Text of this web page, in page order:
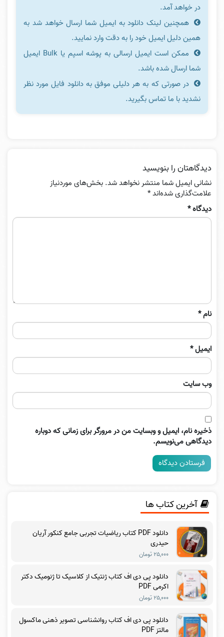
در خواهد آمد.
همچنین لینک دانلود به ایمیل شما ارسال خواهد شد به
همین دلیل ایمیل خود را به دقت وارد نمایید.
ممکن است ایمیل ارسالی به پوشه اسپم یا Bulk ایمیل
شما ارسال شده باشد.
در صورتی که به هر دلیلی موفق به دانلود فایل مورد نظر
نشدید با ما تماس بگیرید.
دیدگاهتان را بنویسید
نشانی ایمیل شما منتشر نخواهد شد. بخش‌های موردنیاز
علامت‌گذاری شده‌اند*
دیدگاه*
نام*
ایمیل*
وب‌ سایت
ذخیره نام، ایمیل و وبسایت من در مرورگر برای زمانی که دوباره
دیدگاهی می‌نویسم.
آخرین کتاب ها
دانلود PDF کتاب ریاضیات تجربی جامع کنکور آریان
حیدری
۲۵,۰۰۰ تومان
دانلود پی دی اف کتاب ژنتیک از کلاسیک تا ژنومیک دکتر
اکرمی PDF
۲۵,۰۰۰ تومان
دانلود پی دی اف کتاب روانشناسی تصویر ذهنی ماکسول
مالتز PDF